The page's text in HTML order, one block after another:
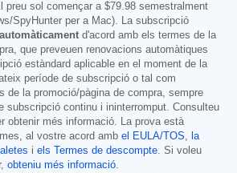
preu sol començar a $79.98 semestralment
SpyHunter per a Mac). La subscripció
d'acord amb els termes de la
que preveuen renovacions automàtiques
estàndard aplicable en el moment de la
període de subscripció o tal com
de la promoció/pàgina de compra, sempre
subscripció continu i ininterromput. Consulteu
obtenir més informació. La prova està
al vostre acord amb el EULA/TOS, la
i els Termes de descompte. Si voleu
obteniu més informació.